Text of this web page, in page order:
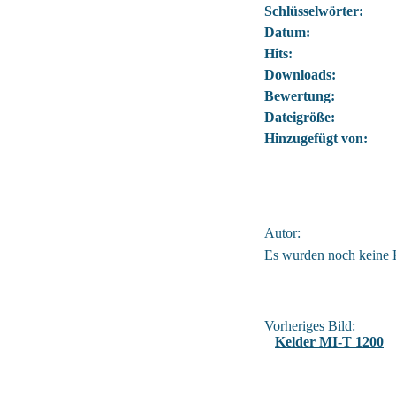
Schlüsselwörter:
Datum:
Hits:
Downloads:
Bewertung:
Dateigröße:
Hinzugefügt von:
Autor:
Es wurden noch keine
Vorheriges Bild:
Kelder MI-T 1200